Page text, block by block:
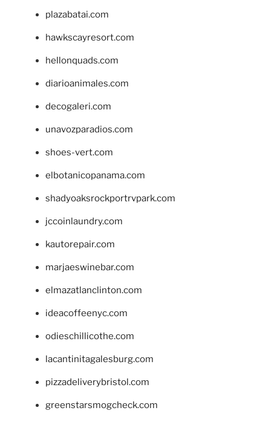
plazabatai.com
hawkscayresort.com
hellonquads.com
diarioanimales.com
decogaleri.com
unavozparadios.com
shoes-vert.com
elbotanicopanama.com
shadyoaksrockportrvpark.com
jccoinlaundry.com
kautorepair.com
marjaeswinebar.com
elmazatlanclinton.com
ideacoffeenyc.com
odieschillicothe.com
lacantinitagalesburg.com
pizzadeliverybristol.com
greenstarsmogcheck.com